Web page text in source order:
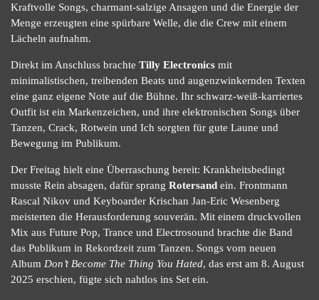
Kraftvolle Songs, charmant-salzige Ansagen und die Energie der
Menge erzeugten eine spürbare Welle, die die Crew mit einem
Lächeln aufnahm.
Direkt im Anschluss brachte Tilly Electronics mit
minimalistischen, treibenden Beats und augenzwinkernden Texten
eine ganz eigene Note auf die Bühne. Ihr schwarz-weiß-karriertes
Outfit ist ein Markenzeichen, und ihre elektronischen Songs über
Tanzen, Crack, Rotwein und Ich sorgten für gute Laune und
Bewegung im Publikum.
Der Freitag hielt eine Überraschung bereit: Krankheitsbedingt
musste Rein absagen, dafür sprang Rotersand ein. Frontmann
Rascal Nikov und Keyboarder Krischan Jan-Eric Wesenberg
meisterten die Herausforderung souverän. Mit einem druckvollen
Mix aus Future Pop, Trance und Electrosound brachte die Band
das Publikum in Rekordzeit zum Tanzen. Songs vom neuen
Album Don’t Become The Thing You Hated, das erst am 8. August
2025 erschien, fügte sich nahtlos ins Set ein.